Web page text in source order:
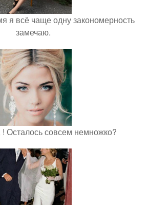
я всё чаще одну закономерность
замечаю.
Осталось совсем немножко?